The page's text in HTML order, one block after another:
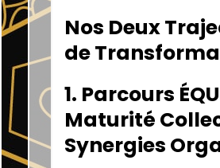
Nos Deux
de
1. Parcours
Maturité
Synergies